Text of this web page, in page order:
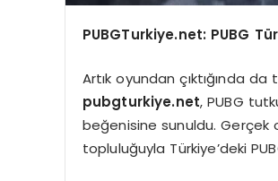
PUBGTurkiye.net: PUBG
Artık oyundan çıktığında da
pubgturkiye.net, PUBG
beğenisine sunuldu. Gerçek
topluluğuyla Türkiye’deki